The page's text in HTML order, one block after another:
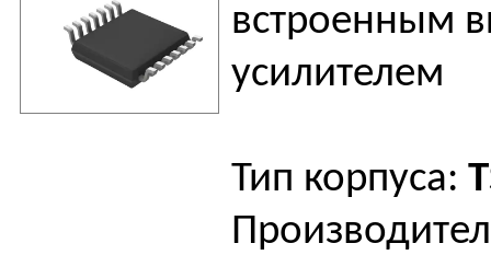
встроенным
усилителем
Тип корпуса: